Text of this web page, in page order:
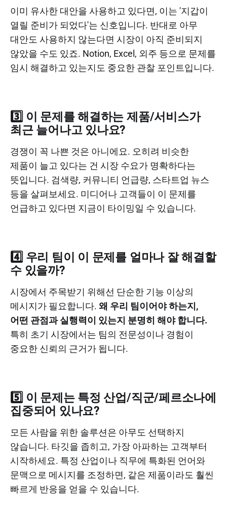
이미 유사한 대안을 사용하고 있다면, 이는 '지갑이
열릴 준비가 되었다'는 신호입니다. 반대로 아무
대안도 사용하지 않는다면 시장이 아직 준비되지
않았을 수도 있죠. Notion, Excel, 외주 등으로 문제를
임시 해결하고 있는지도 중요한 관찰 포인트입니다.
3️⃣ 이 문제를 해결하는 제품/서비스가
최근 늘어나고 있나요?
경쟁이 꼭 나쁜 것은 아니에요. 오히려 비슷한
제품이 늘고 있다는 건 시장 수요가 명확하다는
뜻입니다. 검색량, 커뮤니티 언급량, 스타트업 뉴스
등을 살펴보세요. 미디어나 고객들이 이 문제를
언급하고 있다면 지금이 타이밍일 수 있습니다.
4️⃣ 우리 팀이 이 문제를 얼마나 잘 해결할
수 있을까?
시장에서 주목받기 위해선 단순한 기능 이상의
메시지가 필요합니다. 왜 우리 팀이어야 하는지,
어떤 관점과 실행력이 있는지 분명히 해야 합니다.
특히 초기 시장에서는 팀의 전문성이나 경험이
중요한 신뢰의 근거가 됩니다.
5️⃣ 이 문제는 특정 산업/직군/페르소나에
집중되어 있나요?
모든 사람을 위한 솔루션은 아무도 선택하지
않습니다. 타깃을 좁히고, 가장 아파하는 고객부터
시작하세요. 특정 산업이나 직무에 특화된 언어와
문맥으로 메시지를 조정하면, 같은 제품이라도 훨씬
빠르게 반응을 얻을 수 있습니다.